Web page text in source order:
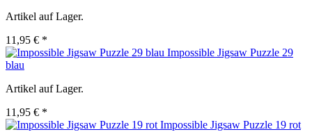
Artikel auf Lager.
11,95 € *
Impossible Jigsaw Puzzle 29
blau
Artikel auf Lager.
11,95 € *
Impossible Jigsaw Puzzle 19 rot